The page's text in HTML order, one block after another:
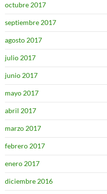
octubre 2017
septiembre 2017
agosto 2017
julio 2017
junio 2017
mayo 2017
abril 2017
marzo 2017
febrero 2017
enero 2017
diciembre 2016